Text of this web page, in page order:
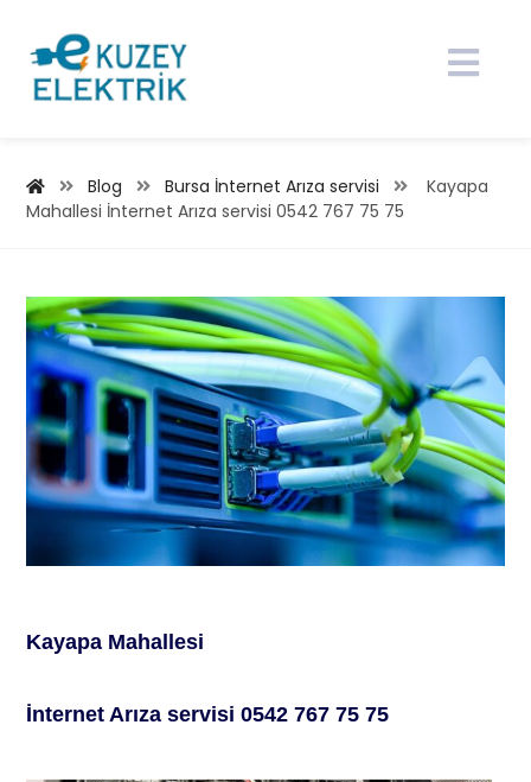
Blog Bursa İnternet Arıza servisi
Kayapa
Mahallesi İnternet Arıza servisi 0542 767 75 75
Kayapa Mahallesi
İnternetArıza servisi0542 767 75 75